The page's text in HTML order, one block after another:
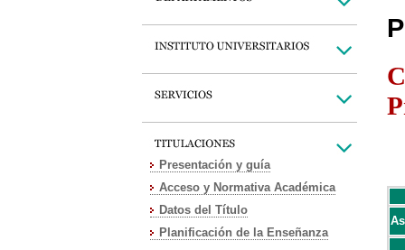
Presentación y guía
Acceso y Normativa Académica
Datos del Título
Planificación de la Enseñanza